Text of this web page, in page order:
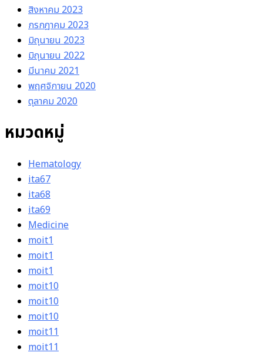
สิงหาคม 2023
กรกฎาคม 2023
มิถุนายน 2023
มิถุนายน 2022
มีนาคม 2021
พฤศจิกายน 2020
ตุลาคม 2020
หมวดหมู่
Hematology
ita67
ita68
ita69
Medicine
moit1
moit1
moit1
moit10
moit10
moit10
moit11
moit11